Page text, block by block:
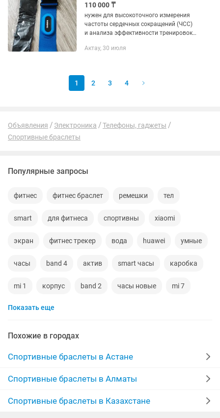
110 000 ₸
нужен для высокоточного измерения
частоты сердечных сокращений (ЧСС)
и анализа эффективности тренировок
Актау, 30 июля
1 2 3 4
Объявления Электроника
Телефоны, гаджеты
Спортивные браслеты
Популярные запросы
фитнес фитнес браслет ремешки тел
smart для фитнеса спортивны xiaomi
экран фитнес трекер вода huawei умные
часы band 4 актив smart часы каробка
mi 1 корпус band 2 часы новые mi 7
ремешок для часов
mi 10 дисплей mi oppo xiaomi 5
запечатанный global ветр
сенсорные телефоны сини
Показать еще
Похожие в городах
Спортивные браслеты в Астане
Спортивные браслеты в Алматы
Спортивные браслеты в Казахстане